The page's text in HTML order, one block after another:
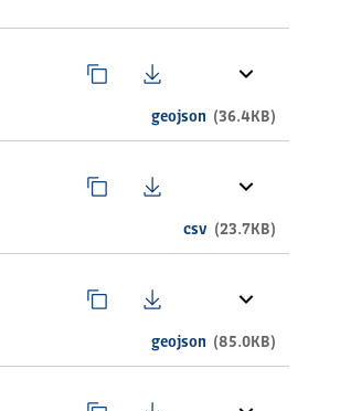
geojson (36.4KB)
csv (23.7KB)
geojson (85.0KB)